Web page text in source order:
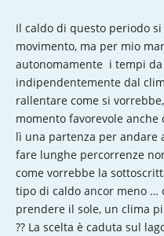
Il caldo di questo periodo
movimento, ma per mio
autonomamente i tempi
indipendentemente dal
rallentare come si
momento favorevole
lì una partenza per andare
fare lunghe percorrenze
come vorrebbe la
tipo di caldo ancor meno …
prendere il sole, un clima
?? La scelta è caduta sul